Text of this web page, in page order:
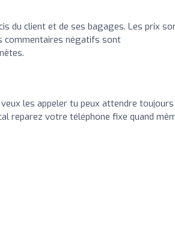
du client et de ses bagages. Les prix
commentaires négatifs sont
les appeler tu peux attendre toujours
reparez votre téléphone fixe quand